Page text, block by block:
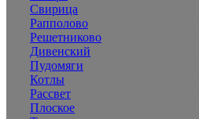
Свирица
Рапполово
Решетниково
Дивенский
Пудомяги
Котлы
Рассвет
Плоское